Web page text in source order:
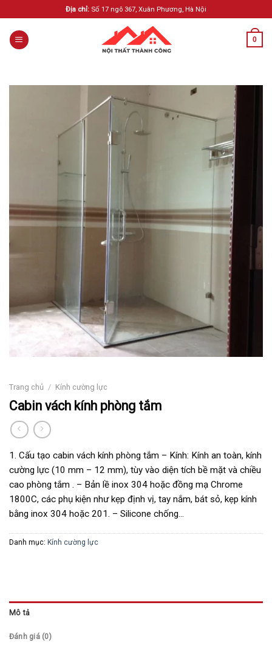
to
content
Địa chỉ: Số 17 ngõ 367, Xuân Phương, Hà Nội
0
Trang chủ / Kính cường lực
Cabin vách kính phòng tắm
1. Cấu tạo cabin vách kính phòng tắm – Kính: Kính an toàn, kính
cường lực (10 mm – 12 mm), tùy vào diện tích bề mặt và chiều
cao phòng tắm . – Bản lề inox 304 hoặc đồng mạ Chrome
1800C, các phụ kiện như kẹp định vị, tay nắm, bát sỏ, kẹp kính
bằng inox 304 hoặc 201. – Silicone chống…
Danh mục: Kính cường lực
Mô tả
Đánh giá (0)